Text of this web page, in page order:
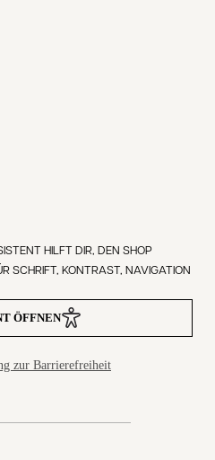
HILFT DIR, DEN SHOP
SCHRIFT, KONTRAST, NAVIGATION
ÖFFNEN
zur Barrierefreiheit